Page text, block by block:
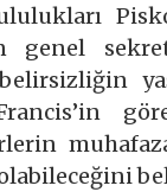
genel
olabileceğini